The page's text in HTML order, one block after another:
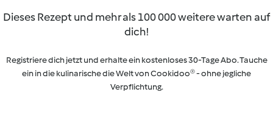
Dieses Rezept und mehr als 100 000 weitere warten auf
dich!
Registriere dich jetzt und erhalte ein kostenloses 30-Tage Abo. Tauche
ein in die kulinarische die Welt von Cookidoo® - ohne jegliche
Verpflichtung.